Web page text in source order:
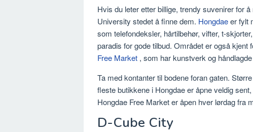
Hvis du leter etter billige, trendy suvenirer for
University stedet å finne dem. Hongdaeer fylt
som telefondeksler, hårtilbehør, vifter, t-
paradis for gode tilbud. Området er også kjent
Free Market , som har kunstverk og
Ta med kontanter til bodene foran gaten.
fleste butikkene i Hongdae er åpne veldig
Hongdae Free Market er åpen hver lørdag fra
D-Cube City